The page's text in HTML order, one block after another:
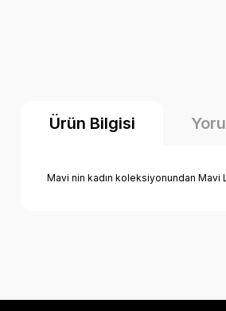
Ürün Bilgisi
Mavi nin kadın koleksiyonundan Mavi
Ürün resmi kalitesiz, bozuk veya